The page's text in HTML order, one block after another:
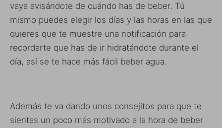
vaya avisándote de cuándo has de beber. Tú
mismo puedes elegir los días y las horas en las que
quieres que te muestre una notificación para
recordarte que has de ir hidratándote durante el
día, así se te hace más fácil beber agua.
Además te va dando unos consejitos para que te
sientas un poco más motivado a la hora de beber